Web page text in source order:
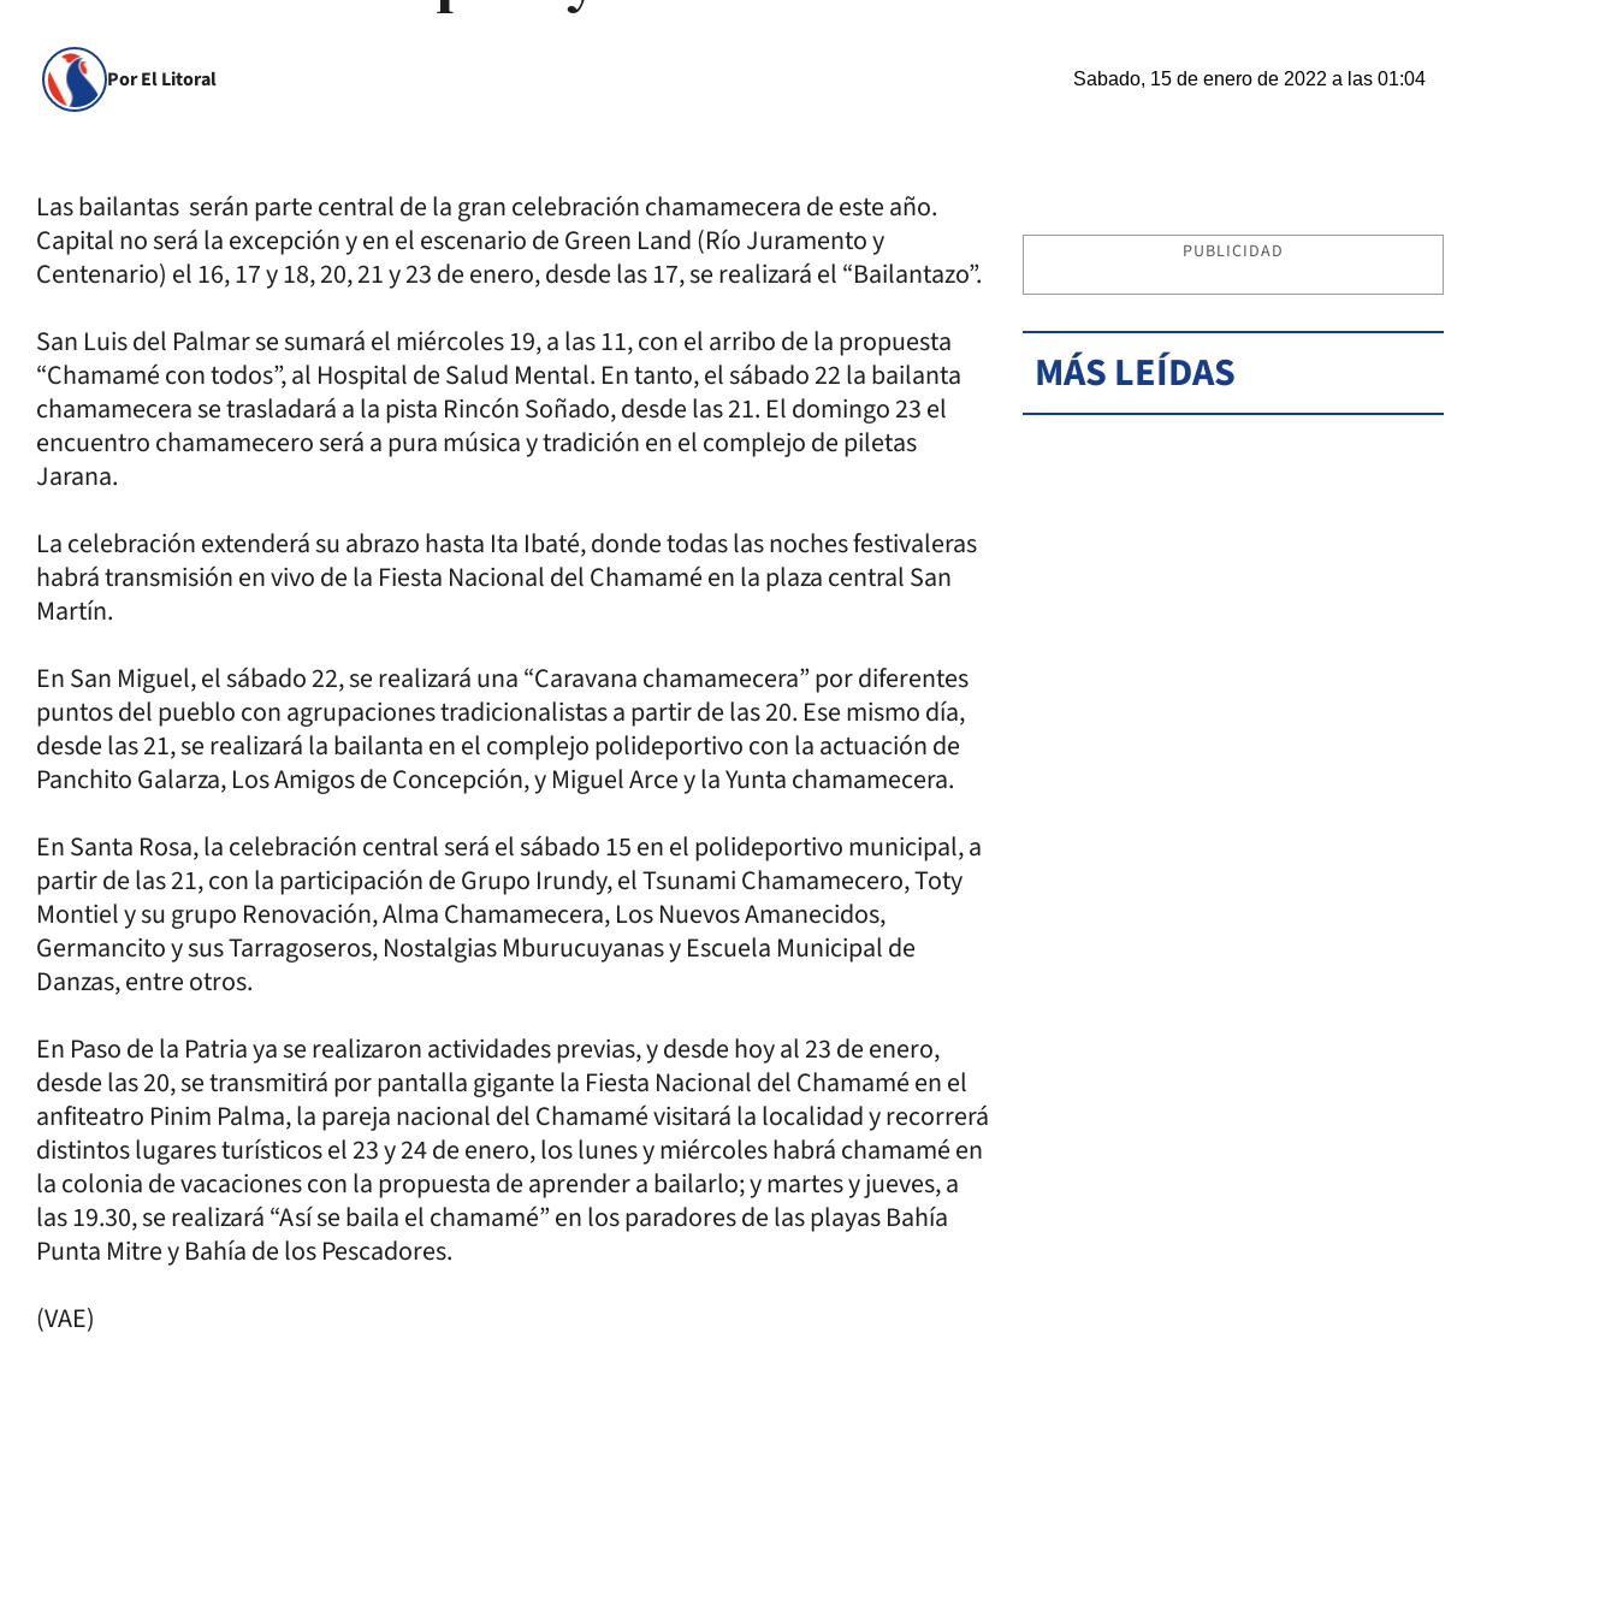
Por El Litoral Sabado, 15 de enero de 2022 a las 01:04
Las bailantas serán parte central de la gran celebración chamamecera de este año.
Capital no será la excepción y en el escenario de Green Land (Río Juramento y
Centenario) el 16, 17 y 18, 20, 21 y 23 de enero, desde las 17, se realizará el “Bailantazo”.
San Luis del Palmar se sumará el miércoles 19, a las 11, con el arribo de la propuesta
“Chamamé con todos”, al Hospital de Salud Mental. En tanto, el sábado 22 la bailanta
chamamecera se trasladará a la pista Rincón Soñado, desde las 21. El domingo 23 el
encuentro chamamecero será a pura música y tradición en el complejo de piletas
Jarana.
La celebración extenderá su abrazo hasta Ita Ibaté, donde todas las noches festivaleras
habrá transmisión en vivo de la Fiesta Nacional del Chamamé en la plaza central San
Martín.
En San Miguel, el sábado 22, se realizará una “Caravana chamamecera” por diferentes
puntos del pueblo con agrupaciones tradicionalistas a partir de las 20. Ese mismo día,
desde las 21, se realizará la bailanta en el complejo polideportivo con la actuación de
Panchito Galarza, Los Amigos de Concepción, y Miguel Arce y la Yunta chamamecera.
En Santa Rosa, la celebración central será el sábado 15 en el polideportivo municipal, a
partir de las 21, con la participación de Grupo Irundy, el Tsunami Chamamecero, Toty
Montiel y su grupo Renovación, Alma Chamamecera, Los Nuevos Amanecidos,
Germancito y sus Tarragoseros, Nostalgias Mburucuyanas y Escuela Municipal de
Danzas, entre otros.
En Paso de la Patria ya se realizaron actividades previas, y desde hoy al 23 de enero,
desde las 20, se transmitirá por pantalla gigante la Fiesta Nacional del Chamamé en el
anfiteatro Pinim Palma, la pareja nacional del Chamamé visitará la localidad y recorrerá
distintos lugares turísticos el 23 y 24 de enero, los lunes y miércoles habrá chamamé en
la colonia de vacaciones con la propuesta de aprender a bailarlo; y martes y jueves, a
las 19.30, se realizará “Así se baila el chamamé” en los paradores de las playas Bahía
Punta Mitre y Bahía de los Pescadores.
(VAE)
PUBLICIDAD
MÁS LEÍDAS